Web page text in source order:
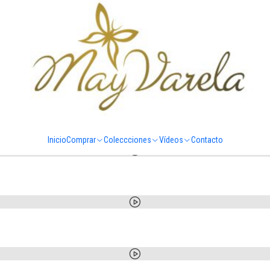
InicioComprar Coleccciones Vídeos Contacto
Vídeos